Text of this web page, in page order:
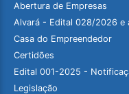
Abertura de Empresas
Alvará - Edital 028/2026 e
Casa do Empreendedor
Certidões
Edital 001-2025 -
Legislação